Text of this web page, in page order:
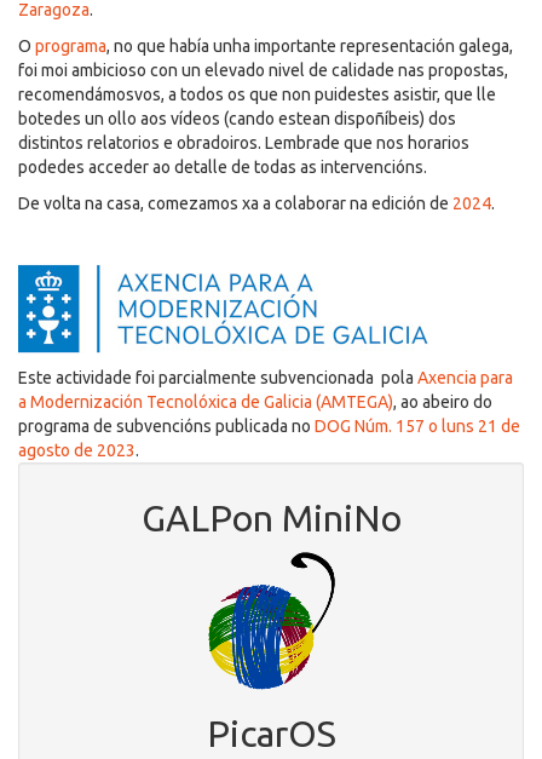
Zaragoza.
O programa, no que había unha importante representación galega,
foi moi ambicioso con un elevado nivel de calidade nas propostas,
recomendámosvos, a todos os que non puidestes asistir, que lle
botedes un ollo aos vídeos (cando estean dispoñíbeis) dos
distintos relatorios e obradoiros. Lembrade que nos horarios
podedes acceder ao detalle de todas as intervencións.
De volta na casa, comezamos xa a colaborar na edición de 2024.
Este actividade foi parcialmente subvencionada pola Axencia para
a Modernización Tecnolóxica de Galicia (AMTEGA), ao abeiro do
programa de subvencións publicada no DOG Núm. 157 o luns 21 de
agosto de 2023.
GALPon MiniNo
PicarOS